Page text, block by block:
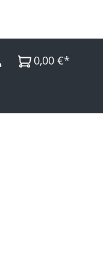
0,00 €*
Wert